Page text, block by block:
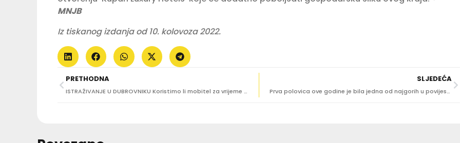
MNJB
Iz tiskanog izdanja od 10. kolovoza 2022.
PRETHODNA
ISTRAŽIVANJE U DUBROVNIKU Koristimo li mobitel za vrijeme vožnje?
SLJEDEĆA
Prva polovica ove godine je bila jedna od najgorih u povijesti za burze u SAD-u